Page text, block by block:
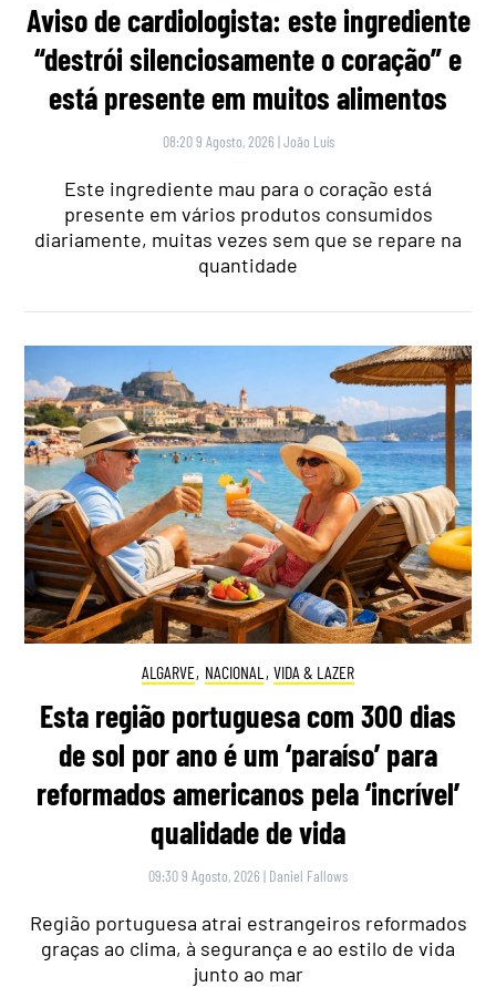
Aviso de cardiologista: este ingrediente
“destrói silenciosamente o coração” e
está presente em muitos alimentos
08:20 9 Agosto, 2026 |João Luís
Este ingrediente mau para o coração está
presente em vários produtos consumidos
diariamente, muitas vezes sem que se repare na
quantidade
ALGARVE, NACIONAL , VIDA & LAZER
Esta região portuguesa com 300 dias
de sol por ano é um ‘paraíso’ para
reformados americanos pela ‘incrível’
qualidade de vida
09:30 9 Agosto, 2026 | Daniel Fallows
Região portuguesa atrai estrangeiros reformados
graças ao clima, à segurança e ao estilo de vida
junto ao mar